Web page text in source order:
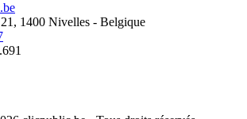
1400 Nivelles - Belgique